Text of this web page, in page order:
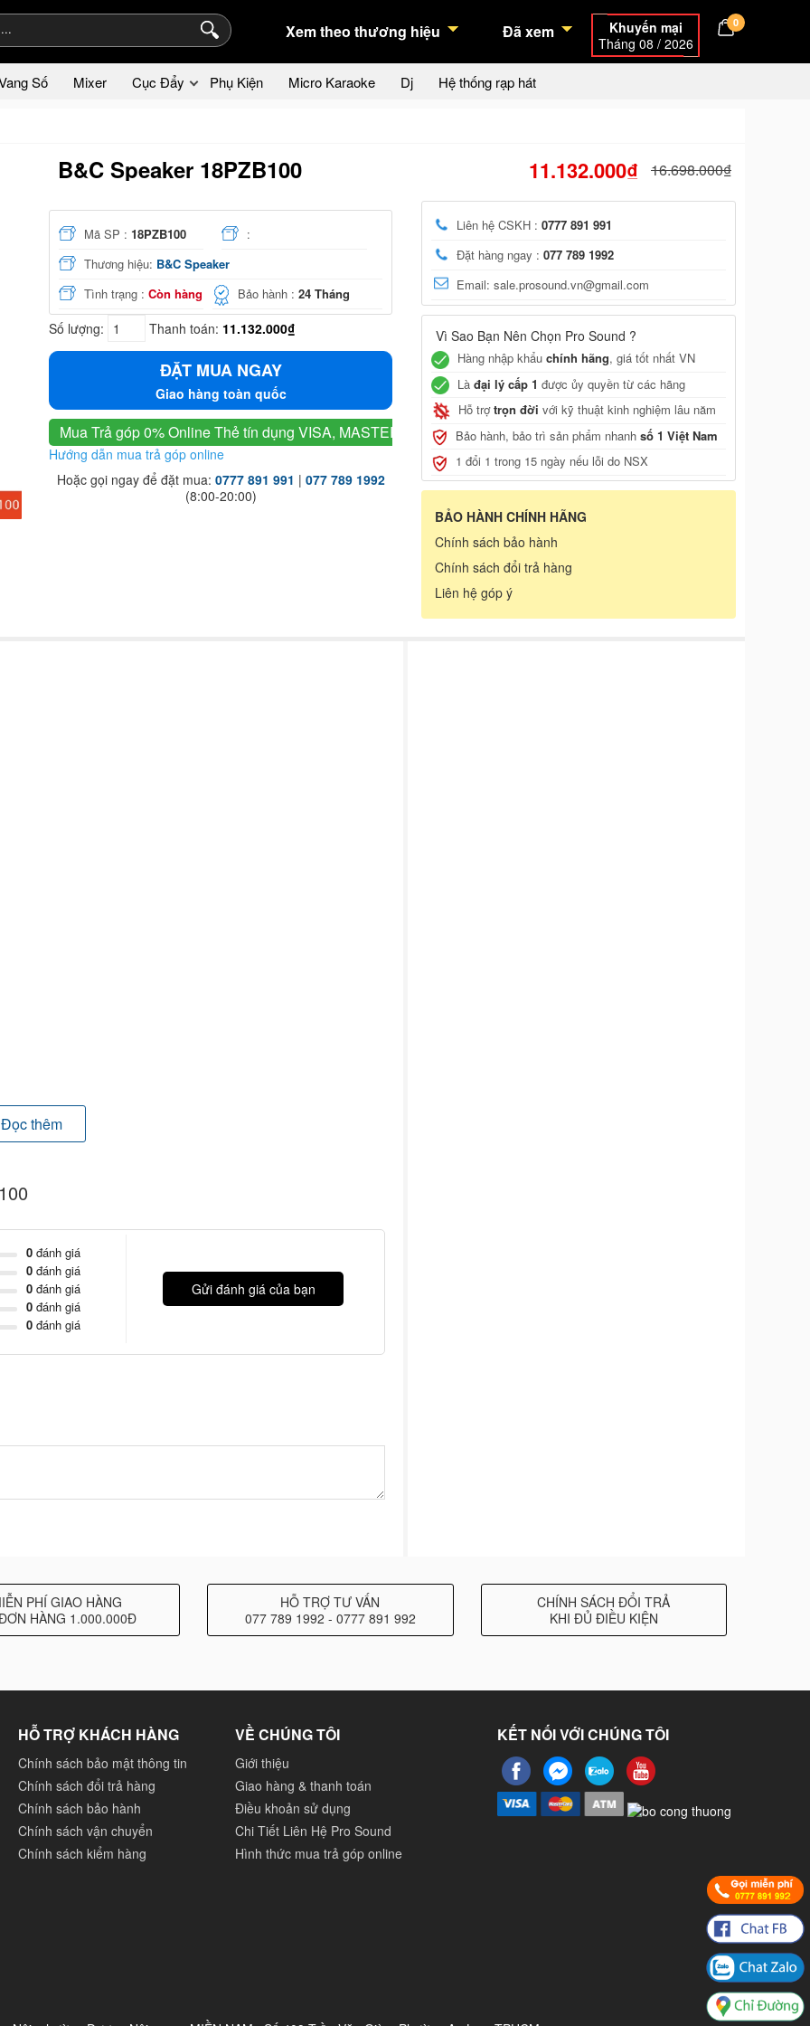
Xem theo thương hiệu Đã xem
Khuyến mại
Tháng 08 / 2026
0
Số Mixer Cục Đẩy Phụ Kiện Micro Karaoke Dj Hệ thống rạp hát
B&C Speaker 18PZB100 11.132.000₫ 16.698.000₫
Mã SP : 18PZB100
:
Thương hiệu: B&C Speaker
Tình trạng : Còn hàng Bảo hành :24 Tháng
Số lượng: Thanh toán: 11.132.000₫
ĐẶT MUA NGAY
Giao hàng toàn quốc
Mua Trả góp 0% OnlineThẻ tín dụng VISA, MASTER, JCB
Hướng dẫn mua trả góp online
Hoặc gọi ngay để đặt mua: 0777 891 991 | 077 789 1992
(8:00-20:00)
Liên hệ CSKH : 0777 891 991
Đặt hàng ngay : 077 789 1992
Email: sale.prosound.vn@gmail.com
Vì Sao Bạn Nên Chọn Pro Sound ?
Hàng nhập khẩu chính hãng, giá tốt nhất VN
Là đại lý cấp 1 được ủy quyền từ các hãng
Hỗ trợtrọn đời với kỹ thuật kinh nghiệm lâu năm
Bảo hành, bảo trì sản phẩm nhanh số 1 Việt Nam
1 đổi 1 trong 15 ngày nếu lỗi do NSX
BẢO HÀNH CHÍNH HÃNG
Chính sách bảo hành
Chính sách đổi trả hàng
Liên hệ góp ý
Đọc thêm
0đánh giá
0đánh giá
0đánh giá
0đánh giá
0đánh giá
Gửi đánh giá của bạn
PHÍ GIAO HÀNG
HÀNG 1.000.000Đ
HỖ TRỢ TƯ VẤN
077 789 1992 - 0777 891 992
CHÍNH SÁCH ĐỔI TRẢ
KHI ĐỦ ĐIỀU KIỆN
HỖ TRỢ KHÁCH HÀNG
Chính sách bảo mật thông tin
Chính sách đổi trả hàng
Chính sách bảo hành
Chính sách vận chuyển
Chính sách kiểm hàng
VỀ CHÚNG TÔI
Giới thiệu
Giao hàng & thanh toán
Điều khoản sử dụng
Chi Tiết Liên Hệ Pro Sound
Hình thức mua trả góp online
KẾT NỐI VỚI CHÚNG TÔI